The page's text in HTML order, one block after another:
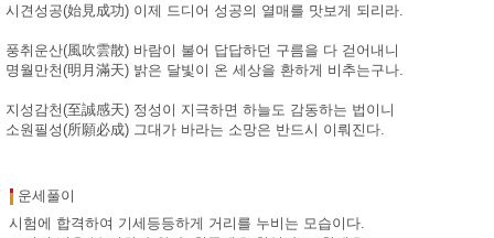
시견성공(始見成功) 이제 드디어 성공의 열매를 맛보게 되리라.
풍취운산(風吹雲散) 바람이 불어 답답하던 구름을 다 걷어내니
명월만천(明月滿天) 밝은 달빛이 온 세상을 환하게 비추는구나.
지성감천(至誠感天) 정성이 지극하면 하늘도 감동하는 법이니
소원필성(所願必成) 그대가 바라는 소망은 반드시 이뤄진다.
운세풀이
시험에 합격하여 기세등등하게 거리를 누비는 모습이다.